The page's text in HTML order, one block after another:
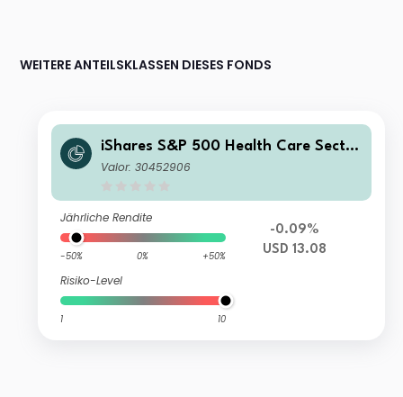
WEITERE ANTEILSKLASSEN DIESES FONDS
iShares S&P 500 Health Care Sector
UCITS ETF USD (Acc)
Valor: 30452906
Jährliche Rendite
-50% 0% +50%
Risiko-Level
1 10
-0.09%
USD 13.08